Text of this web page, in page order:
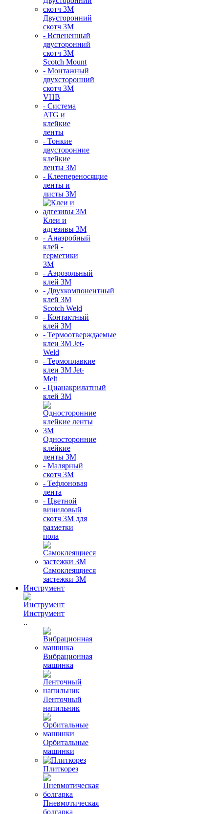
Двусторонний
скотч 3М
- Вспененный
двусторонний
скотч 3M
Scotch Mount
- Монтажный
двухсторонний
скотч 3М
VHB
- Система
ATG и
клейкие
ленты
- Тонкие
двусторонние
клейкие
ленты 3М
- Клеепереносящие
ленты и
листы 3М
Клеи и
адгезивы 3М
- Анаэробный
клей -
герметики
3М
- Аэрозольный
клей 3М
- Двухкомпонентный
клей 3М
Scotch Weld
- Контактный
клей 3M
- Термоотверждаемые
клеи 3М Jet-
Weld
- Термоплавкие
клеи 3М Jet-
Melt
- Цианакрилатный
клей 3М
Односторонние
клейкие
ленты 3М
- Малярный
скотч 3М
- Тефлоновая
лента
- Цветной
виниловый
скотч 3М для
разметки
пола
Самоклеящиеся
застежки 3М
Инструмент
Инструмент
..
Вибрационная
машинка
Ленточный
напильник
Орбитальные
машинки
Плиткорез
Пневмотическая
болгарка